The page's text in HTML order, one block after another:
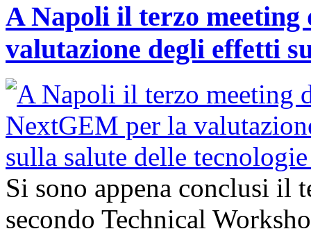
A Napoli il terzo
valutazione degli effetti
Si sono appena conclusi il
secondo Technical